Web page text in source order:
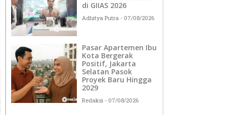
di GIIAS 2026
Adhitya Putra 07/08/2026
Pasar Apartemen Ibu
Kota Bergerak
Positif, Jakarta
Selatan Pasok
Proyek Baru Hingga
2029
Redaksi 07/08/2026